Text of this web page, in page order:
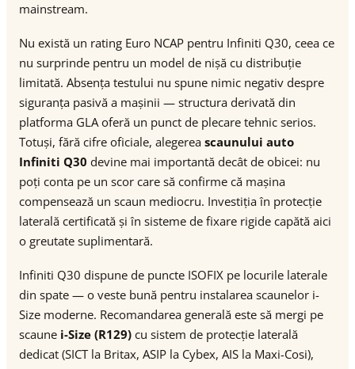
mainstream.
Nu există un rating Euro NCAP pentru Infiniti Q30, ceea ce
nu surprinde pentru un model de nișă cu distribuție
limitată. Absența testului nu spune nimic negativ despre
siguranța pasivă a mașinii — structura derivată din
platforma GLA oferă un punct de plecare tehnic serios.
Totuși, fără cifre oficiale, alegerea scaunului auto
Infiniti Q30 devine mai importantă decât de obicei: nu
poți conta pe un scor care să confirme că mașina
compensează un scaun mediocru. Investiția în protecție
laterală certificată și în sisteme de fixare rigide capătă aici
o greutate suplimentară.
Infiniti Q30 dispune de puncte ISOFIX pe locurile laterale
din spate — o veste bună pentru instalarea scaunelor i-
Size moderne. Recomandarea generală este să mergi pe
scaune i-Size (R129) cu sistem de protecție laterală
dedicat (SICT la Britax, ASIP la Cybex, AIS la Maxi-Cosi),